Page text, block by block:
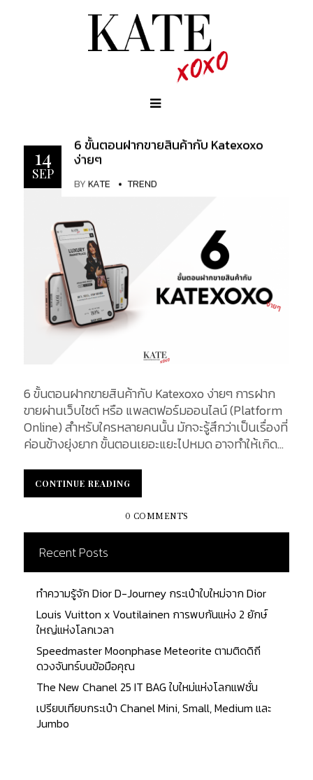
14
SEP
6 ขั้นตอนฝากขายสินค้ากับ Katexoxo
ง่ายๆ
BYKATE TREND
6 ขั้นตอนฝากขายสินค้ากับ Katexoxo ง่ายๆ การฝาก
ขายผ่านเว็บไซต์ หรือ แพลตฟอร์มออนไลน์ (Platform
Online) สำหรับใครหลายคนนั้น มักจะรู้สึกว่าเป็นเรื่องที่
ค่อนข้างยุ่งยาก ขั้นตอนเยอะแยะไปหมด อาจทำให้เกิด
กรอกข้อมูลตามขั้นตอนต่าง ๆ แต่ในวันนี้เราจะมาทำการ
แนะนำขั้นตอนการฝากขายของบริษัท KATEXOXO กัน
มาดูกันเลยว่าจะมีขั้นตอนที่ง่าย และสะดวกฉบับคนรุ่น
ใหม่อย่างไร และไม่ว่าผู้ฝากขายจะอยู่ไหน ก็สามารถฝาก
ขายสินค้าได้ง่าย ๆ ด้วย 6 ขั้นตอน ซึ่งทางบริษัท Kate
ได้คิดวิธีการมาเพื่อนการใช้งานที่ง่ายสำหรับทุกเพศ ทุก
วัย และไม่ได้ฝากขายได้แค่กระเป๋าเท่านั้น ยังสามารถ
ฝากสินค้าอื่น ๆ ได้อีกมากมาย เช่น รองเท้า กำไลข้อมือ
สร้อยคอ และอีกมากมาย โดยทำตาม 6 ขั้นตอนง่าย ๆ
ดังนี้ 1. Sign (เข้าสู่ระบบ) ขั้นตอนแรกของการเข้า
เว็บไซต์ นั่นก็คือ การเข้าสู่ระบบ ซึ่งการเข้าสู่ระบบ จะมี
ด้วยกัน 2 รูปแบบ ได้แก่ 1. การเข้าสู่ระบบแบบการลง
ทะเบียน ซึ่งเป็นการเข้าสู่ระบบในครั้งแรกของเว็บไซต์
ซึ่งเป็นขั้นตอนการใช้งานของผู้ฝากขายรายใหม่
2.เป็นการเข้าระบบด้วยการ Log in ผ่านทาง Facebook
,G-mail ซึ่นขั้นตอนนี้ไม่ต้องกรอกข้อมูลให้ยุ่งยาก
CONTINUE READING
CONTINUE READING
0 COMMENTS
Recent Posts
ทำความรู้จัก Dior D-Journey กระเป๋าใบใหม่จาก Dior
Louis Vuitton x Voutilainen การพบกันแห่ง 2 ยักษ์
ใหญ่แห่งโลกเวลา
Speedmaster Moonphase Meteorite ตามติดดิถี
ดวงจันทร์บนข้อมือคุณ
The New Chanel 25 IT BAG ใบใหม่แห่งโลกแฟชั่น
เปรียบเทียบกระเป๋า Chanel Mini, Small, Medium และ
Jumbo